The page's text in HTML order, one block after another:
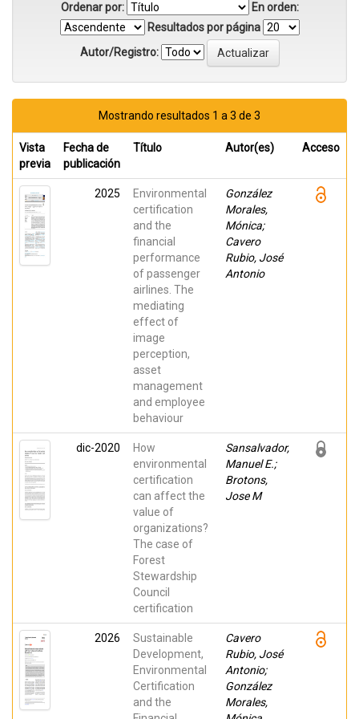
Ordenar por:
En orden:
Resultados por página
Autor/Registro:
Mostrando resultados 1 a 3 de 3
Vista
previa
Fecha de
publicación
Título Autor(es) Acceso
2025
Environmental
certification
and the
financial
performance
of passenger
airlines. The
mediating
effect of
image
perception,
asset
management
and employee
behaviour
González
Morales,
Mónica;
Cavero
Rubio, José
Antonio
dic-2020
How
environmental
certification
can affect the
value of
organizations?
The case of
Forest
Stewardship
Council
certification
Sansalvador,
Manuel E.;
Brotons,
Jose M
2026
Sustainable
Development,
Environmental
Certification
and the
Cavero
Rubio, José
Antonio;
González
Morales,